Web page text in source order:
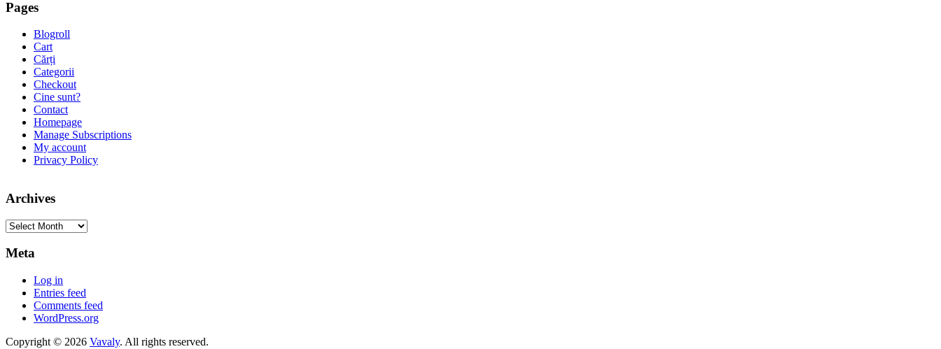
Pages
Blogroll
Cart
Cărți
Categorii
Checkout
Cine sunt?
Contact
Homepage
Manage Subscriptions
My account
Privacy Policy
Archives
Archives
Meta
Log in
Entries feed
Comments feed
WordPress.org
Copyright © 2026 Vavaly. All rights reserved.